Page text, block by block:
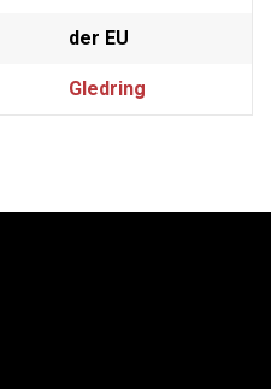
der EU
Gledring